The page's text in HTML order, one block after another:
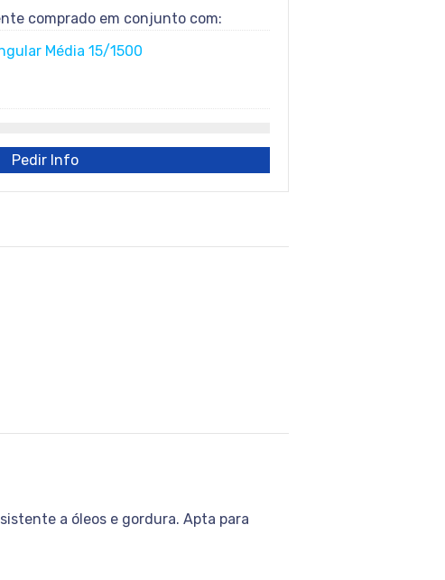
comprado em conjunto com:
Média 15/1500
Pedir Info
a óleos e gordura. Apta para